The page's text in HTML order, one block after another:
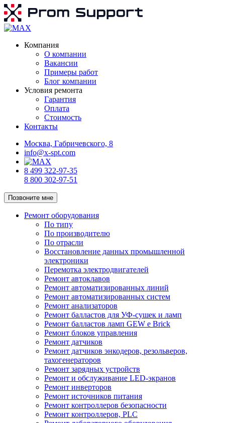
Компания
О компании
Вакансии
Примеры работ
Блог компании
Условия ремонта
Гарантия
Оплата
Стоимость
Контакты
Москва, Габричевского, 8
info@x-spt.com
8 499 322-97-35
8 800 302-97-51
Позвоните мне
Ремонт оборудования
По типу
По производителю
По отрасли
Восстановление данных промышленной
электроники
Перемотка электродвигателей
Ремонт автоклавов
Ремонт автоматизированных линий
Ремонт автоматизированных систем
Ремонт анализаторов
Ремонт балластов для УФ-сушек и ламп
Ремонт балластов ламп GEW e Brick
Ремонт блоков управления
Ремонт датчиков
Ремонт датчиков энкодеров, резольверов,
тахогенераторов
Ремонт зарядных устройств
Ремонт и обслуживание LED-экранов
Ремонт инверторов
Ремонт источников питания
Ремонт контроллеров безопасности
Ремонт контроллеров, PLC